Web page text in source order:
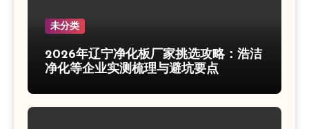
未分类
2026年辽宁净化板厂家挑选攻略：浩洁
净化等企业实测梳理与避坑要点